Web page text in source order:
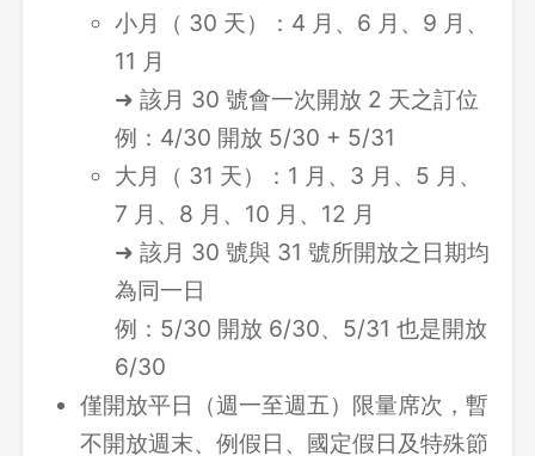
小月（ 30 天）：4 月、6 月、9 月、
11 月
➜ 該月 30 號會一次開放 2 天之訂位
例：4/30 開放 5/30 + 5/31
大月（ 31 天）：1 月、3 月、5 月、
7 月、8 月、10 月、12 月
➜ 該月 30 號與 31 號所開放之日期均
為同一日
例：5/30 開放 6/30、5/31 也是開放
6/30
僅開放平日（週一至週五）限量席次，暫
不開放週末、例假日、國定假日及特殊節